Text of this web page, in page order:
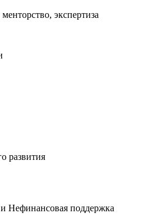
экспертиза
развития
Нефинансовая поддержка